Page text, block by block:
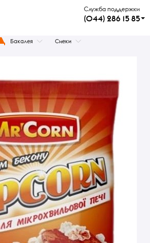
Служба поддержки
(044) 286 15 85
Бакалея Снеки